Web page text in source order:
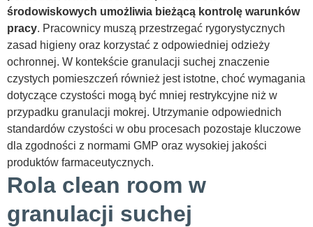
środowiskowych umożliwia bieżącą kontrolę warunków
pracy. Pracownicy muszą przestrzegać rygorystycznych
zasad higieny oraz korzystać z odpowiedniej odzieży
ochronnej. W kontekście granulacji suchej znaczenie
czystych pomieszczeń również jest istotne, choć wymagania
dotyczące czystości mogą być mniej restrykcyjne niż w
przypadku granulacji mokrej. Utrzymanie odpowiednich
standardów czystości w obu procesach pozostaje kluczowe
dla zgodności z normami GMP oraz wysokiej jakości
produktów farmaceutycznych.
Rola clean room w
granulacji suchej